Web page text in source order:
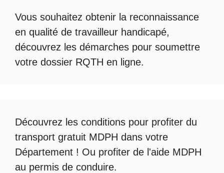
Vous souhaitez obtenir la reconnaissance
en qualité de travailleur handicapé,
découvrez les démarches pour soumettre
votre dossier RQTH en ligne.
Découvrez les conditions pour profiter du
transport gratuit MDPH dans votre
Département ! Ou profiter de l'aide MDPH
au permis de conduire.